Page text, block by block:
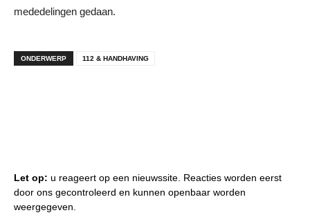
mededelingen gedaan.
ONDERWERP 112 & HANDHAVING
Let op: u reageert op een nieuwssite. Reacties worden eerst
door ons gecontroleerd en kunnen openbaar worden
weergegeven.